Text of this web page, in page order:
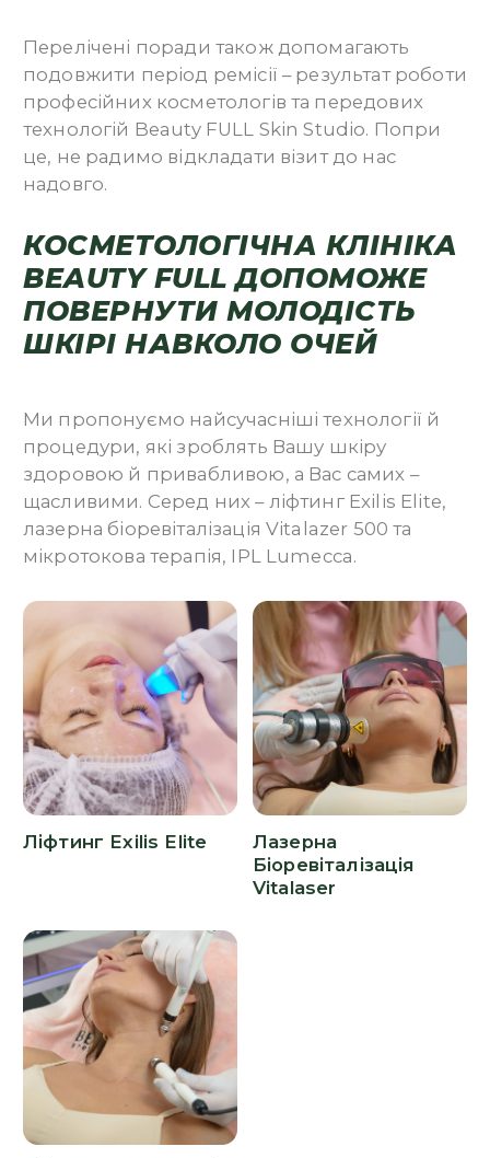
Перелічені поради також допомагають
подовжити період ремісії – результат роботи
професійних косметологів та передових
технологій Beauty FULL Skin Studіо. Попри
це, не радимо відкладати візит до нас
надовго.
КОСМЕТОЛОГІЧНА КЛІНІКА
BEAUTY FULL ДОПОМОЖЕ
ПОВЕРНУТИ МОЛОДІСТЬ
ШКІРІ НАВКОЛО ОЧЕЙ
Ми пропонуємо найсучасніші технології й
процедури, які зроблять Вашу шкіру
здоровою й привабливою, а Вас самих –
щасливими. Серед них – ліфтинг Exilis Elite,
лазерна біоревіталізація Vitalazer 500 та
мікротокова терапія, IPL Lumecca.
Ліфтинг Exilis Elite
Лазерна
Біоревіталізація
Vitalaser